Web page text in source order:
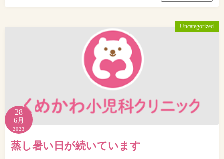
Uncategorized
28
6月
2023
蒸し暑い日が続いています